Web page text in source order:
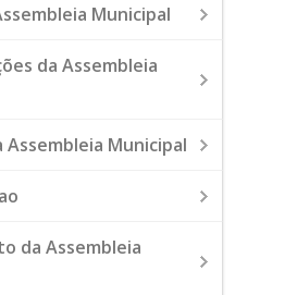
Municipal
da Assembleia
Assembleia Municipal
da Assembleia